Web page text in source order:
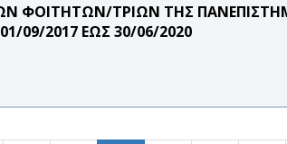
ΦΟΙΤΗΤΩΝ/ΤΡΙΩΝ ΤΗΣ
09/2017 ΕΩΣ 30/06/2020